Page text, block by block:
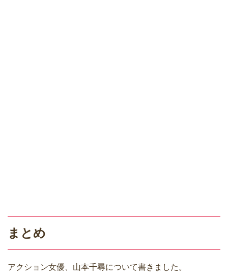
まとめ
アクション女優、山本千尋について書きました。